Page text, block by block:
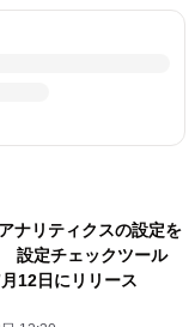
ナリティクスの設定を
設定チェックツール
12日にリリース